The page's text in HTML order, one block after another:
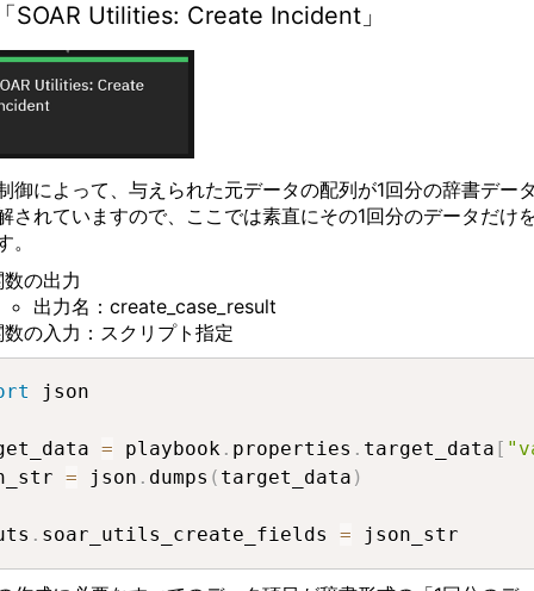
SOAR Utilities: Create Incident 」
御によって、与えられた元データの配列が1回分の辞書デー
されていますので、ここでは素直にその1回分のデータだけ
。
数の出力
出力名： create_case_result
数の入力：スクリプト指定
json
= playbook . properties . target_data [
= json . dumps ( target_data )
. soar_utils_create_fields = json_str